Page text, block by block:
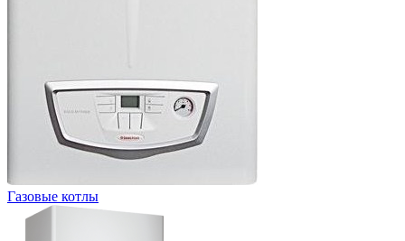
Газовые котлы